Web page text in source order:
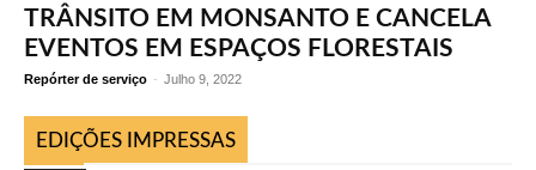
TRÂNSITO EM MONSANTO E CANCELA
EVENTOS EM ESPAÇOS FLORESTAIS
Repórter de serviço - Julho 9, 2022
EDIÇÕES IMPRESSAS